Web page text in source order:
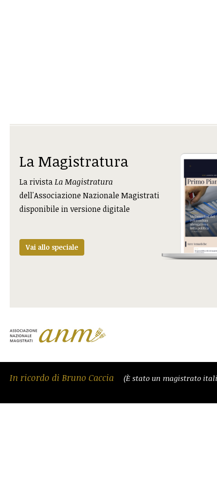
La Magistratura
La rivistaLa Magistratura
dell'Associazione Nazionale Magistrati
disponibile in versione digitale
Vai allo speciale
In ricordo di Bruno Caccia (È stato un magistrato